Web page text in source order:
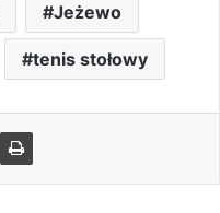
Jeżewo
tenis stołowy